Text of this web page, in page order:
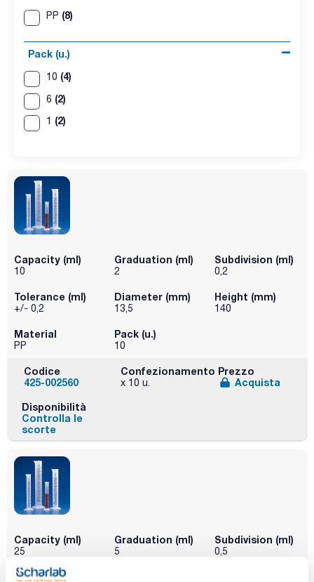
PP (8)
Pack (u.)
10 (4)
6 (2)
1 (2)
Capacity (ml)
10
Graduation (ml)
2
Subdivision (ml)
0,2
Tolerance (ml)
+/- 0,2
Diameter (mm)
13,5
Height (mm)
140
Material
PP
Pack (u.)
10
Codice
425-002560
Confezionamento
x 10 u.
Prezzo
Acquista
Disponibilità
Controlla le
scorte
Capacity (ml)
25
Graduation (ml)
5
Subdivision (ml)
0,5
Tolerance (ml)